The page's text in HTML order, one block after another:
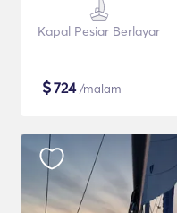
Kapal Pesiar Berlayar
$724/malam